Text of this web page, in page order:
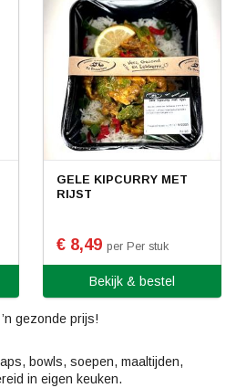
GELE KIPCURRY MET
RIJST
€ 8,49 per Per stuk
Bekijk & bestel
gezonde prijs!
bowls, soepen, maaltijden,
in eigen keuken.